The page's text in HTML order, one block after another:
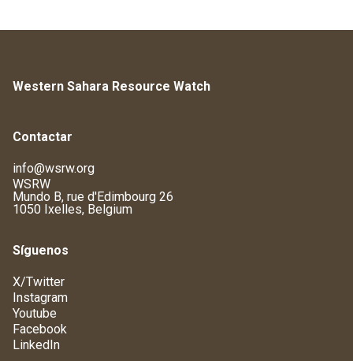
Western Sahara Resource Watch
Contactar
info@wsrw.org
WSRW
Mundo B, rue d'Edimbourg 26
1050 Ixelles, Belgium
Síguenos
X/Twitter
Instagram
Youtube
Facebook
LinkedIn